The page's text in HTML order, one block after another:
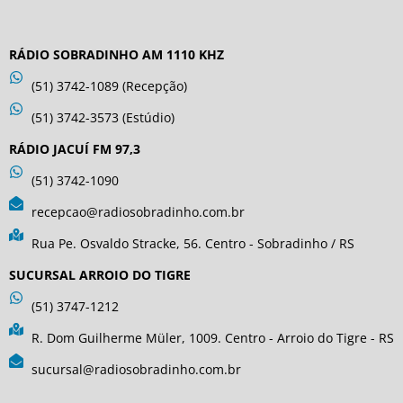
RÁDIO SOBRADINHO AM 1110 KHZ
(51) 3742-1089 (Recepção)
(51) 3742-3573 (Estúdio)
RÁDIO JACUÍ FM 97,3
(51) 3742-1090
recepcao@radiosobradinho.com.br
Rua Pe. Osvaldo Stracke, 56. Centro - Sobradinho / RS
SUCURSAL ARROIO DO TIGRE
(51) 3747-1212
R. Dom Guilherme Müler, 1009. Centro - Arroio do Tigre - RS
sucursal@radiosobradinho.com.br